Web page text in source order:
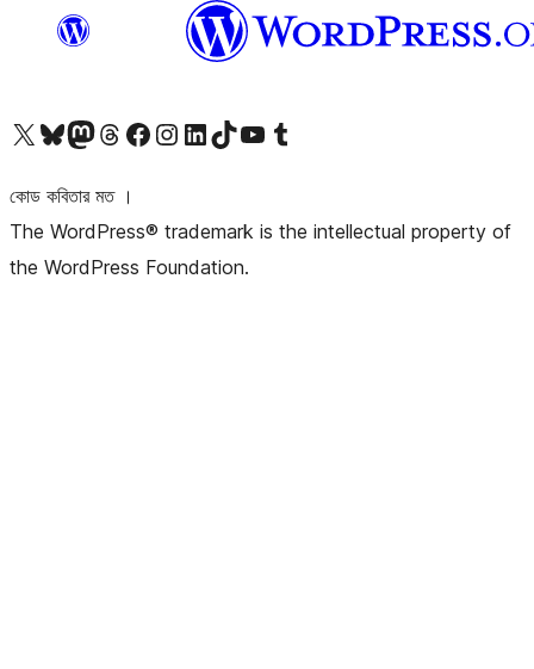
আমাদের X (আগের টুইটার) অ্যাকাউন্টে যানআমাদের Bluesky অ্যাকাউন্টটি দেখুনআমাদের মাস্টোডন অ্যাকাউন্টটি দেখুনআমাদের থ্রেডস অ্যাকাউন্টটি দেখুনআমাদের ফেসবুক পেজ দেখুনআমাদের ইন্সটাগ্রাম অ্যাকাউন্ট দেখুনআমাদের লিঙ্কডইন অ্যাকাউন্টে যানআমাদের TikTok অ্যাকাউন্টটি দেখুনআমাদের ইউটিউব চ্যানেলে যান আমাদের টাম্বলার অ্যাকাউন্ট দেখুন
কোড কবিতার মত ।
The WordPress® trademark is the intellectual property of
the WordPress Foundation.